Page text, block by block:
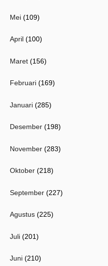
Mei (109)
April (100)
Maret (156)
Februari (169)
Januari (285)
Desember (198)
November (283)
Oktober (218)
September (227)
Agustus (225)
Juli (201)
Juni (210)